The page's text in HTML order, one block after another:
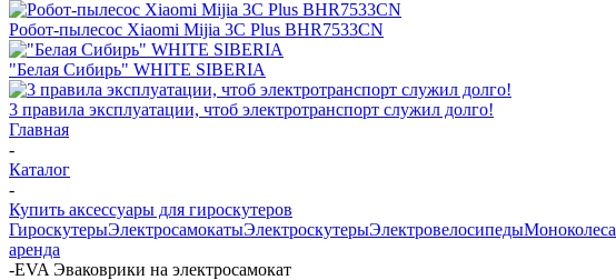
Робот-пылесос Xiaomi Mijia 3C Plus BHR7533CN
"Белая Сибирь" WHITE SIBERIA
3 правила эксплуатации, чтоб электротранспорт служил долго!
Главная
-
Каталог
-
Купить аксессуары для гироскутеров
ГироскутерыЭлектросамокатыЭлектроскутерыЭлектровелосипедыМоноколеса
аренда
-EVA Эваковрики на электросамокат